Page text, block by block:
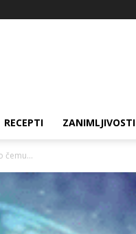
RECEPTI ZANIMLJIVOSTI
čemu...